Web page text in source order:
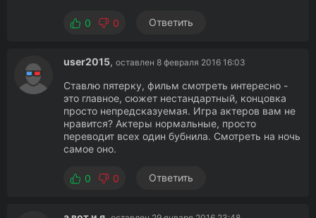
0 0 Ответить
user2015, оставлен 8 февраля 2016 16:03
Ставлю пятерку, фильм смотреть интересно -
это главное, сюжет нестандартный, концовка
просто непредсказуемая. Игра актеров вам не
нравится? Актеры нормальные, просто
переводит всех один бубнила. Смотреть на ночь
самое оно.
0 0 Ответить